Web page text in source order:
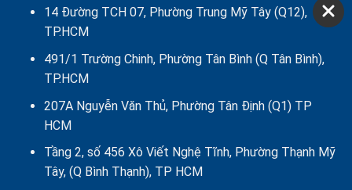
14 Đường TCH 07, Phường Trung Mỹ Tây (Q12),
TP.HCM
491/1 Trường Chinh, Phường Tân Bình (Q Tân Bình),
TP.HCM
207A Nguyễn Văn Thủ, Phường Tân Định (Q1) TP
HCM
Tầng 2, số 456 Xô Viết Nghệ Tĩnh, Phường Thạnh Mỹ
Tây, (Q Bình Thạnh), TP HCM